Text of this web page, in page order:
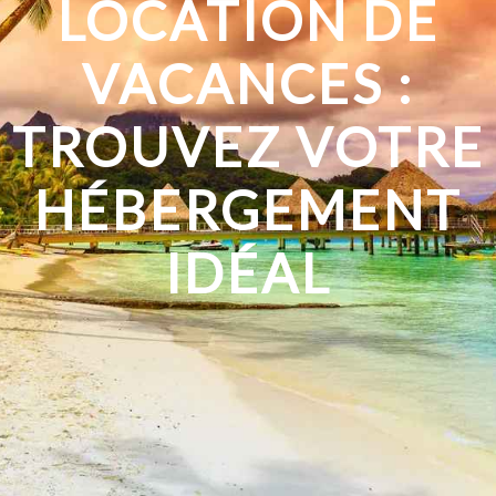
LOCATION DE
VACANCES :
TROUVEZ VOTRE
HÉBERGEMENT
IDÉAL